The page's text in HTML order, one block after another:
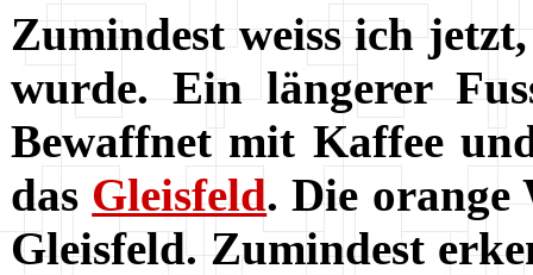
Zumindest weiss ich
wurde. Ein längerer
Bewaffnet mit Kaffee
das Gleisfeld. Die orange
Gleisfeld. Zumindest